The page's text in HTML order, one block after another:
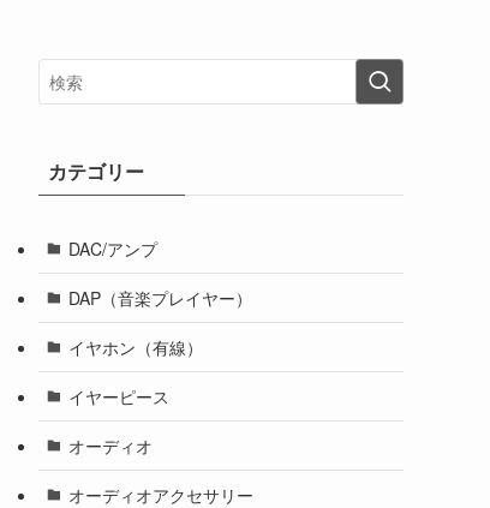
カテゴリー
DAC/アンプ
DAP（音楽プレイヤー）
イヤホン（有線）
イヤーピース
オーディオ
オーディオアクセサリー